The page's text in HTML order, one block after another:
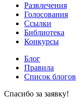
Развлечения
Голосования
Ссылки
Библиотека
Конкурсы
Блог
Правила
Список блогов
Спасибо за заявку!